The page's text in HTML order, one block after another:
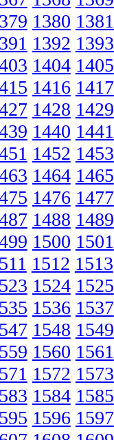
1380 1381
1392 1393
1404 1405
1416 1417
1428 1429
1440 1441
1452 1453
1464 1465
1476 1477
1488 1489
1500 1501
1512 1513
1524 1525
1536 1537
1548 1549
1560 1561
1572 1573
1584 1585
1596 1597